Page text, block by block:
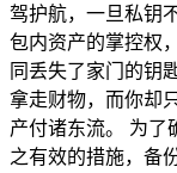
驾护航，一旦私钥
包内资产的掌控权
同丢失了家门的钥
拿走财物，而你却
产付诸东流。 为了
之有效的措施，备